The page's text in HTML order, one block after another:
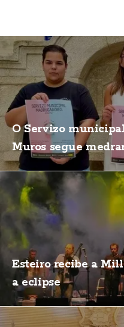
O Servizo
Muros segue
Esteiro recibe a
a eclipse